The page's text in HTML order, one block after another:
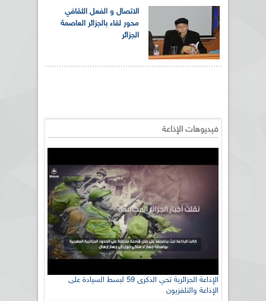
الاتصال و الفعل الثقافي
محور لقاء بالجزائر العاصمة
الجزائر
فيديوهات الإذاعة
الإذاعة الجزائرية تحي الذكرى 59 لبسط السيادة على
الإذاعة والتلفزيون